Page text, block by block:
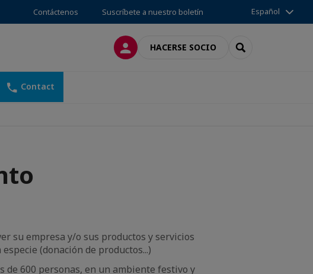
Contáctenos Suscríbete a nuestro boletín Español
CONECTARSE
HACERSE SOCIO SEARCH
Contact
su empresa y/o sus productos y servicios
(donación de productos...)
de 600 personas, en un ambiente festivo y